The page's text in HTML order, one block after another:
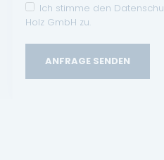
Ich stimme den
Holz GmbH zu.
ANFRAGE SENDEN